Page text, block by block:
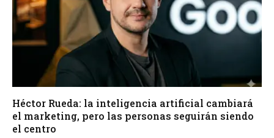
Héctor Rueda: la inteligencia artificial cambiará
el marketing, pero las personas seguirán siendo
el centro